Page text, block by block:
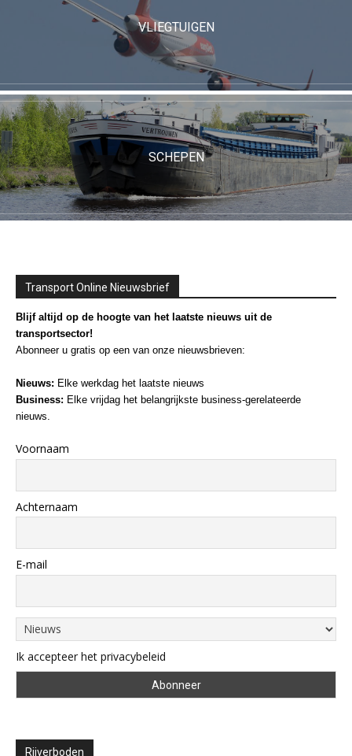
VLIEGTUIGEN
SCHEPEN
Transport Online Nieuwsbrief
Blijf altijd op de hoogte van het laatste nieuws uit de
transportsector!
Abonneer u gratis op een van onze nieuwsbrieven:
Nieuws: Elke werkdag het laatste nieuws
Business: Elke vrijdag het belangrijkste business-gerelateerde
nieuws.
Voornaam
Achternaam
E-mail
Ik accepteer het privacybeleid
Rijverboden